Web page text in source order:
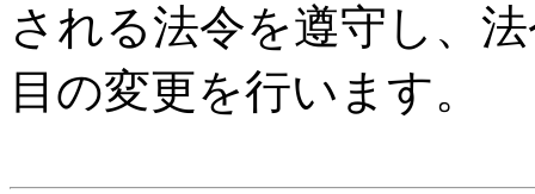
される法令を遵守し、
目の変更を行います。